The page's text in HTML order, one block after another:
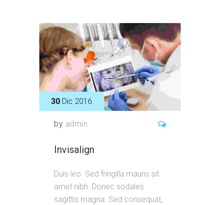
30 Dic 2016
by admin
Invisalign
Duis leo. Sed fringilla mauris sit
amet nibh. Donec sodales
sagittis magna. Sed consequat,